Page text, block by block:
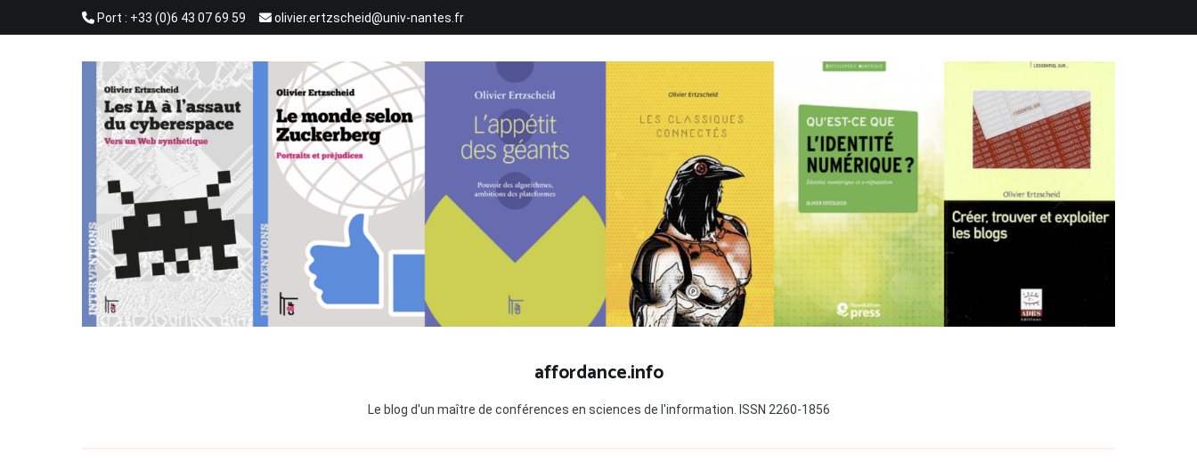
Port : +33 (0)6 43 07 69 59 olivier.ertzscheid@univ-nantes.fr
affordance.info
Le blog d'un maître de conférences en sciences de l'information. ISSN 2260-1856